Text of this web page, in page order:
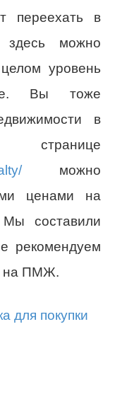
переехать в
здесь можно
уровень
Вы тоже
в
странице
можно
ценами на
Мы составили
рекомендуем
на ПМЖ.